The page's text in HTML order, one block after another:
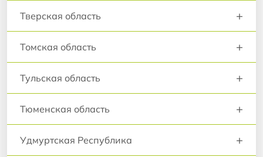
Тверская область +
Томская область +
Тульская область +
Тюменская область +
Удмуртская Республика +